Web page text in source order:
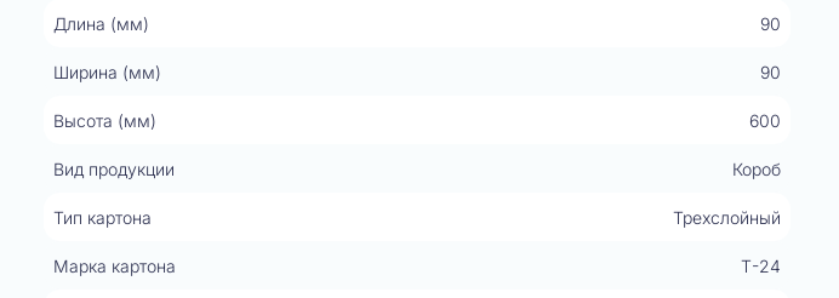
Длина (мм) 90
Ширина (мм) 90
Высота (мм) 600
Вид продукции Короб
Тип картона Трехслойный
Марка картона Т-24